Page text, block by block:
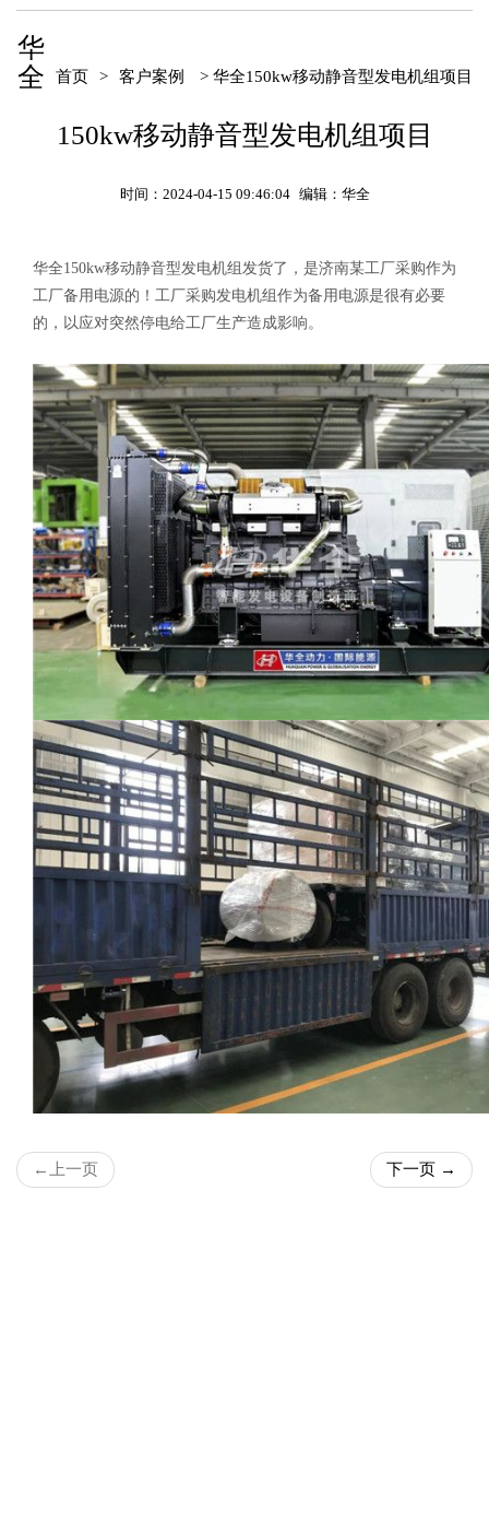
首页 > 客户案例 > 华全150kw移动静音型发电机组项目
华
全
150kw移动静音型发电机组项目
时间：2024-04-15 09:46:04 编辑：华全
华全150kw移动静音型发电机组发货了，是济南某工厂采购作为
工厂备用电源的！工厂采购发电机组作为备用电源是很有必要
的，以应对突然停电给工厂生产造成影响。
← 上一页 下一页 →